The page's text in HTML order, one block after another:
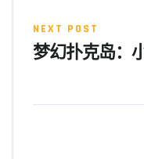
NEXT POST
梦幻扑克岛：